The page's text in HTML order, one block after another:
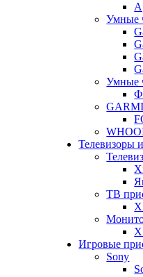
Умные
Умные
Телевизоры
ТВ
Игровые
Sony